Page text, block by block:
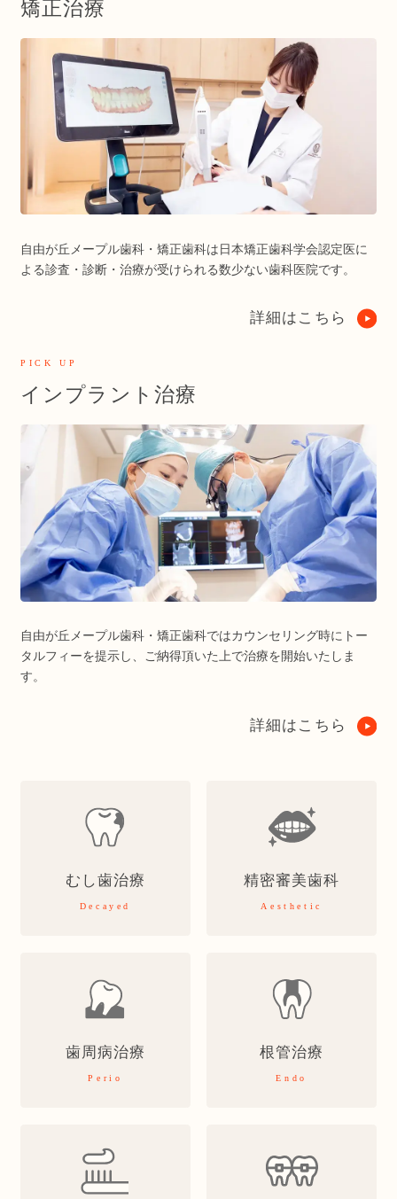
矯正治療
自由が丘メープル歯科・矯正歯科は日本矯正歯科学会認定医に
よる診査・診断・治療が受けられる数少ない歯科医院です。
詳細はこちら
PICK UP
インプラント治療
自由が丘メープル歯科・矯正歯科ではカウンセリング時にトー
タルフィーを提示し、ご納得頂いた上で治療を開始いたしま
す。
詳細はこちら
むし歯治療
Decayed
精密審美歯科
Aesthetic
歯周病治療
Perio
根管治療
Endo